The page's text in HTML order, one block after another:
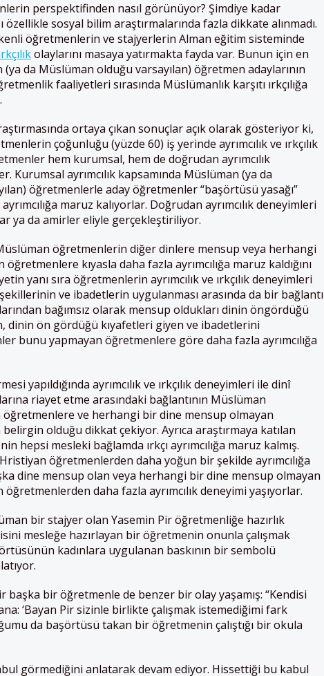
perspektifinden nasıl görünüyor? Şimdiye kadar
özellikle sosyal bilim araştırmalarında fazla dikkate alınmadı.
öğretmenlerin ve stajyerlerin Alman eğitim sisteminde
olaylarını masaya yatırmakta fayda var. Bunun için en
da Müslüman olduğu varsayılan) öğretmen adaylarının
faaliyetleri sırasında Müslümanlık karşıtı ırkçılığa
ortaya çıkan sonuçlar açık olarak gösteriyor ki,
çoğunluğu (yüzde 60) iş yerinde ayrımcılık ve ırkçılık
hem kurumsal, hem de doğrudan ayrımcılık
Kurumsal ayrımcılık kapsamında Müslüman (ya da
öğretmenlerle aday öğretmenler “başörtüsü yasağı”
maruz kalıyorlar. Doğrudan ayrımcılık deneyimleri
ya da amirler eliyle gerçekleştiriliyor.
öğretmenlerin diğer dinlere mensup veya herhangi
kıyasla daha fazla ayrımcılığa maruz kaldığını
yanı sıra öğretmenlerin ayrımcılık ve ırkçılık deneyimleri
ve ibadetlerin uygulanması arasında da bir bağlantı
bağımsız olarak mensup oldukları dinin öngördüğü
dinin ön gördüğü kıyafetleri giyen ve ibadetlerini
bunu yapmayan öğretmenlere göre daha fazla ayrımcılığa
yapıldığında ayrımcılık ve ırkçılık deneyimleri ile dinî
riayet etme arasındaki bağlantının Müslüman
ve herhangi bir dine mensup olmayan
olduğu dikkat çekiyor. Ayrıca araştırmaya katılan
hepsi mesleki bağlamda ırkçı ayrımcılığa maruz kalmış.
öğretmenlerden daha yoğun bir şekilde ayrımcılığa
dine mensup olan veya herhangi bir dine mensup olmayan
daha fazla ayrımcılık deneyimi yaşıyorlar.
bir stajyer olan Yasemin Pir öğretmenliğe hazırlık
mesleğe hazırlayan bir öğretmenin onunla çalışmak
kadınlara uygulanan baskının bir sembolü
başka bir öğretmenle de benzer bir olay yaşamış: “Kendisi
‘Bayan Pir sizinle birlikte çalışmak istemediğimi fark
da başörtüsü takan bir öğretmenin çalıştığı bir okula
görmediğini anlatarak devam ediyor. Hissettiği bu kabul